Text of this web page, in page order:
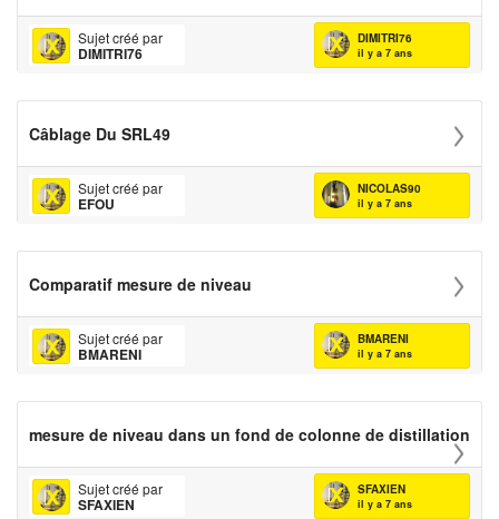
Sujet créé par
DIMITRI76
DIMITRI76
il y a 7 ans
Câblage Du SRL49
Sujet créé par
EFOU
NICOLAS90
il y a 7 ans
Comparatif mesure de niveau
Sujet créé par
BMARENI
BMARENI
il y a 7 ans
mesure de niveau dans un fond de colonne de distillation
Sujet créé par
SFAXIEN
SFAXIEN
il y a 7 ans